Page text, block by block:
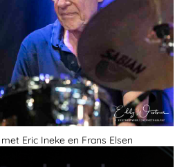
Eric Ineke en Frans Elsen